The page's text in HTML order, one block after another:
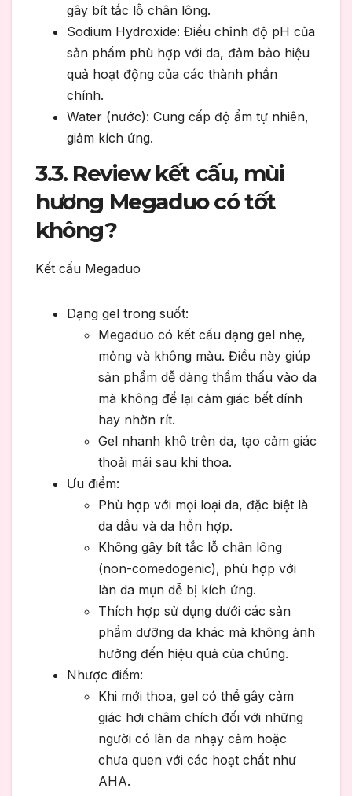
gây bít tắc lỗ chân lông.
Sodium Hydroxide: Điều chỉnh độ pH của
sản phẩm phù hợp với da, đảm bảo hiệu
quả hoạt động của các thành phần
chính.
Water (nước): Cung cấp độ ẩm tự nhiên,
giảm kích ứng.
3.3. Review kết cấu, mùi
hương Megaduo có tốt
không?
Kết cấu Megaduo
Dạng gel trong suốt:
Megaduo có kết cấu dạng gel nhẹ,
mỏng và không màu. Điều này giúp
sản phẩm dễ dàng thẩm thấu vào da
mà không để lại cảm giác bết dính
hay nhờn rít.
Gel nhanh khô trên da, tạo cảm giác
thoải mái sau khi thoa.
Ưu điểm:
Phù hợp với mọi loại da, đặc biệt là
da dầu và da hỗn hợp.
Không gây bít tắc lỗ chân lông
(non-comedogenic), phù hợp với
làn da mụn dễ bị kích ứng.
Thích hợp sử dụng dưới các sản
phẩm dưỡng da khác mà không ảnh
hưởng đến hiệu quả của chúng.
Nhược điểm:
Khi mới thoa, gel có thể gây cảm
giác hơi châm chích đối với những
người có làn da nhạy cảm hoặc
chưa quen với các hoạt chất như
AHA.